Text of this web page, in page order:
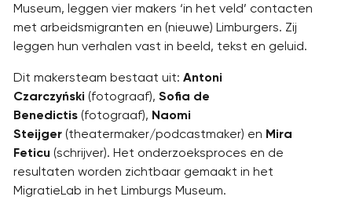
Museum, leggen vier makers ‘in het veld’ contacten
met arbeidsmigranten en (nieuwe) Limburgers. Zij
leggen hun verhalen vast in beeld, tekst en geluid.
Dit makersteam bestaat uit: Antoni
Czarczyński (fotograaf), Sofia de
Benedictis(fotograaf), Naomi
Steijger(theatermaker/podcastmaker) en Mira
Feticu (schrijver). Het onderzoeksproces en de
resultaten worden zichtbaar gemaakt in het
MigratieLab in het Limburgs Museum.